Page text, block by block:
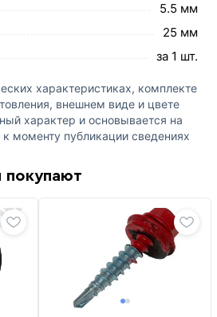
5.5 мм
25 мм
за 1 шт.
характеристиках, комплекте
внешнем виде и цвете
характер и основывается на
моменту публикации сведениях
покупают